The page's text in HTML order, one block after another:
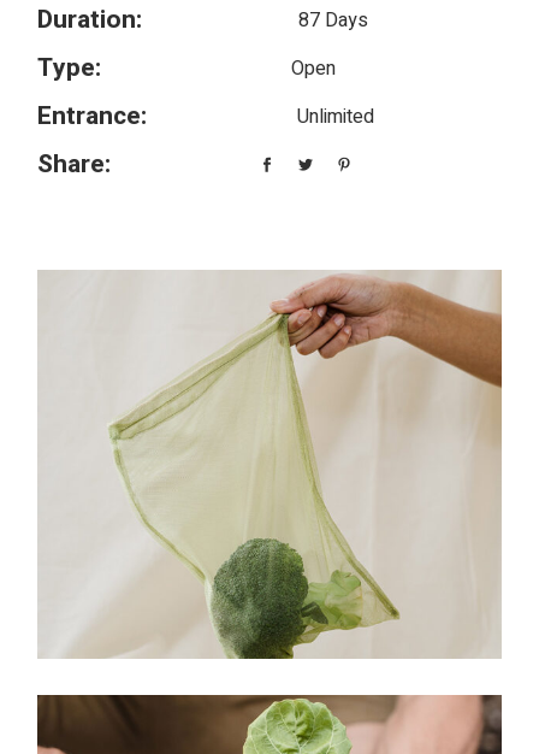
Duration: 87 Days
Type: Open
Entrance: Unlimited
Share: